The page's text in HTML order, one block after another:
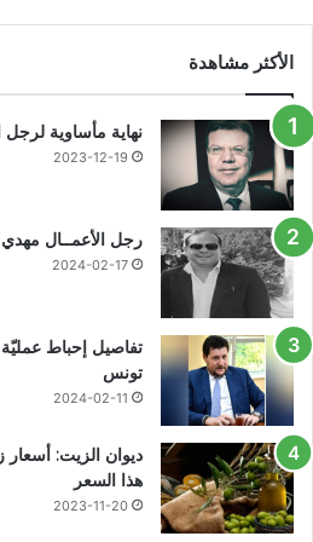
الأكثر مشاهدة
نهاية مأساوية
2023-12-19
رجل الأعمــال مهدي
2024-02-17
تفاصيل إحباط
تونس
2024-02-11
ديوان الزيت: أسعار
هذا السعر
2023-11-20